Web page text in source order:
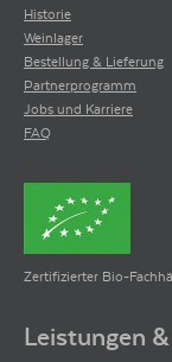
Historie
Weinlager
Bestellung & Lieferung
Partnerprogramm
Jobs und Karriere
FAQ
Zertifizierter Bio-
Leistungen